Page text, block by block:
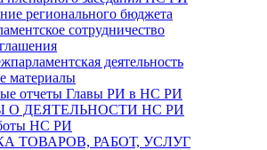
регионального бюджета
сотрудничество
деятельность
материалы
отчеты Главы РИ в НС РИ
О ДЕЯТЕЛЬНОСТИ НС РИ
НС РИ
ТОВАРОВ, РАБОТ, УСЛУГ